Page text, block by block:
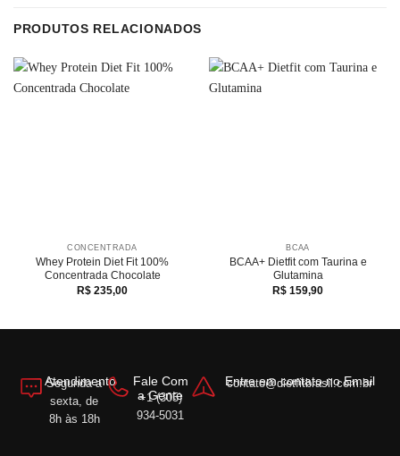
PRODUTOS RELACIONADOS
CONCENTRADA
Whey Protein Diet Fit 100%
Concentrada Chocolate
R$ 235,00
BCAA
BCAA+ Dietfit com Taurina e
Glutamina
R$ 159,90
Atendimento
Segunda a
sexta, de
8h às 18h
Fale Com
a Gente
+1 (305)
934-5031
Entre em contato no Email
contato@dietfitbrasil.com.br